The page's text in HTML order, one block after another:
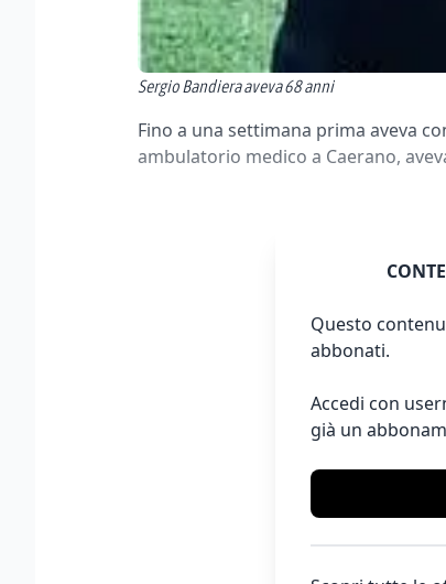
Sergio Bandiera aveva 68 anni
Fino a una settimana prima aveva
ambulatorio medico a Caerano,
Questo
abbonati.
Accedi con
già un